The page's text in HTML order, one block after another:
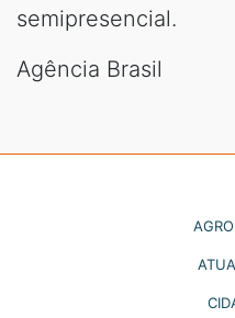
semipresencial.
Agência Brasil